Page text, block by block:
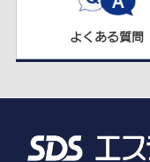
よくある質問